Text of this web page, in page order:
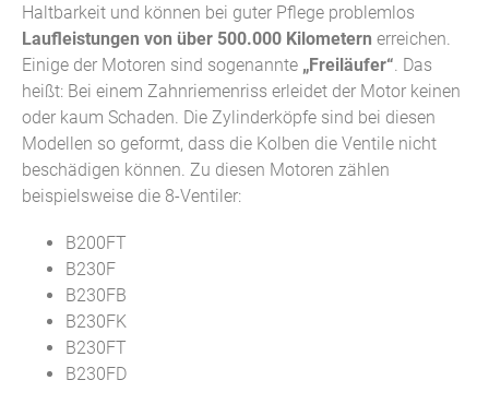
Haltbarkeit und können bei guter Pflege problemlos
Laufleistungen von über 500.000 Kilometern erreichen.
Einige der Motoren sind sogenannte „Freiläufer“. Das
heißt: Bei einem Zahnriemenriss erleidet der Motor keinen
oder kaum Schaden. Die Zylinderköpfe sind bei diesen
Modellen so geformt, dass die Kolben die Ventile nicht
beschädigen können. Zu diesen Motoren zählen
beispielsweise die 8-Ventiler:
B200FT
B230F
B230FB
B230FK
B230FT
B230FD